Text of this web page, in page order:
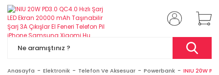
Anasayfa Elektronik Telefon Ve Aksesuar Powerbank INIU 20W